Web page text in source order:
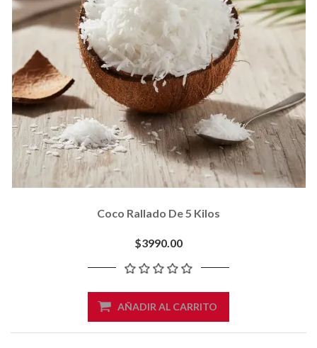
Coco Rallado De 5 Kilos
$3990.00
AÑADIR AL CARRITO